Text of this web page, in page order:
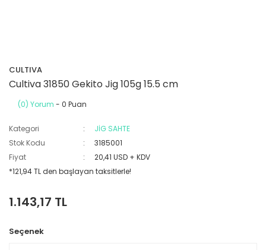
CULTIVA
Cultiva 31850 Gekito Jig 105g 15.5 cm
(0) Yorum - 0 Puan
Kategori
JİG SAHTE
Stok Kodu
3185001
Fiyat
20,41 USD + KDV
*121,94 TL den başlayan taksitlerle!
1.143,17 TL
Seçenek